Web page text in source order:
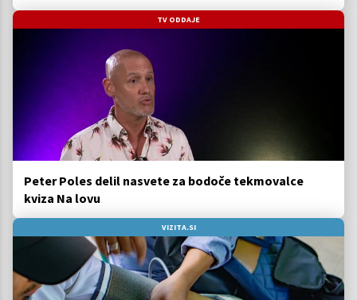
TV ODDAJE
Peter Poles delil nasvete za bodoče tekmovalce
kviza Na lovu
VIZITA.SI